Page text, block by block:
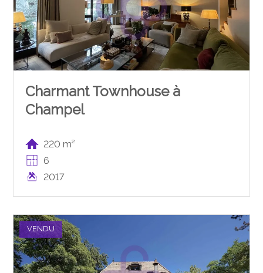
Charmant Townhouse à
Champel
220 m²
6
2017
VENDU